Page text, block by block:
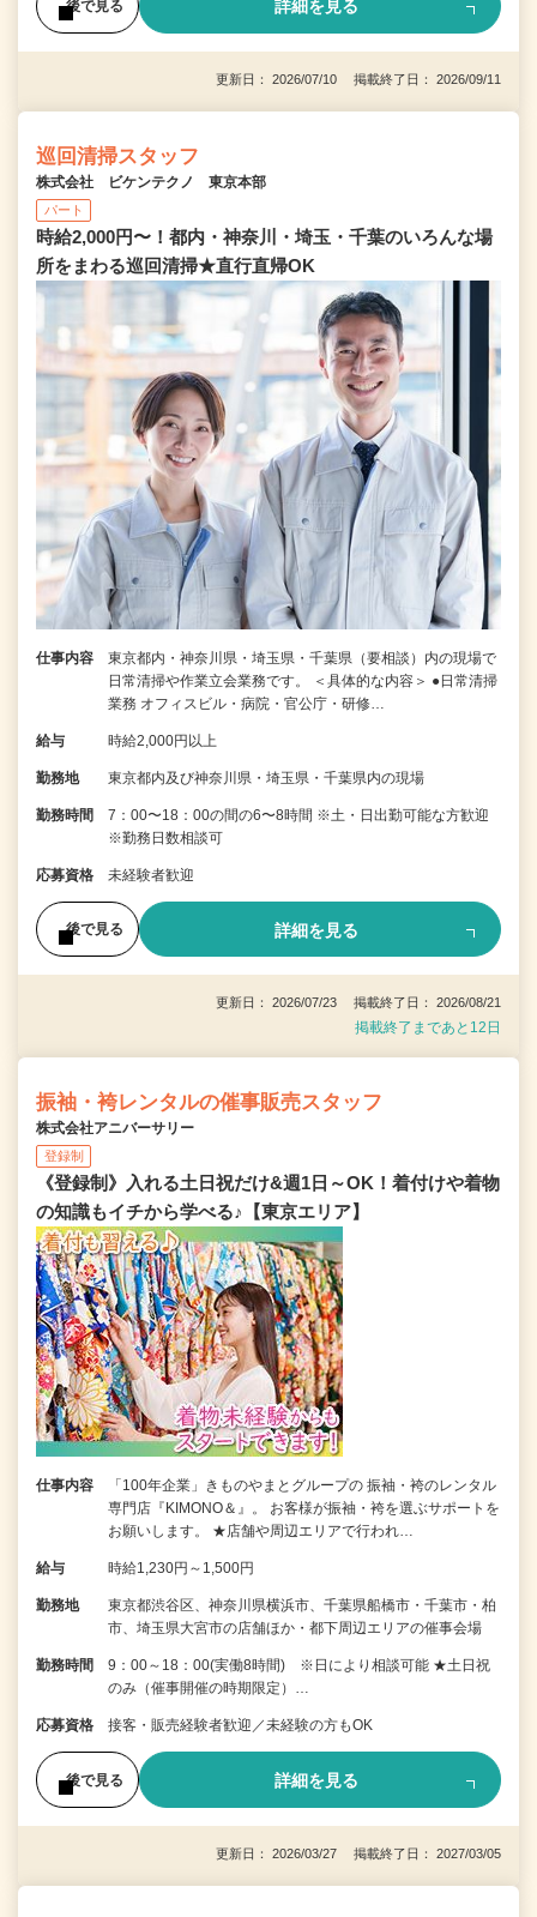
後で見る 詳細を見る
更新日： 2026/07/10 掲載終了日： 2026/09/11
巡回清掃スタッフ
株式会社 ビケンテクノ 東京本部
パート
時給2,000円〜！都内・神奈川・埼玉・千葉のいろんな場
所をまわる巡回清掃★直行直帰OK
仕事内容
東京都内・神奈川県・埼玉県・千葉県（要相談）内の現場で
日常清掃や作業立会業務です。 ＜具体的な内容＞ ●日常清掃
業務 オフィスビル・病院・官公庁・研修…
給与 時給2,000円以上
勤務地 東京都内及び神奈川県・埼玉県・千葉県内の現場
勤務時間
7：00〜18：00の間の6〜8時間 ※土・日出勤可能な方歓迎
※勤務日数相談可
応募資格 未経験者歓迎
後で見る 詳細を見る
更新日： 2026/07/23 掲載終了日： 2026/08/21
掲載終了まであと12日
振袖・袴レンタルの催事販売スタッフ
株式会社アニバーサリー
登録制
《登録制》入れる土日祝だけ&週1日～OK！着付けや着物
の知識もイチから学べる♪【東京エリア】
仕事内容
「100年企業」きものやまとグループの 振袖・袴のレンタル
専門店『KIMONO＆』。 お客様が振袖・袴を選ぶサポートを
お願いします。 ★店舗や周辺エリアで行われ…
給与 時給1,230円～1,500円
勤務地
東京都渋谷区、神奈川県横浜市、千葉県船橋市・千葉市・柏
市、埼玉県大宮市の店舗ほか・都下周辺エリアの催事会場
勤務時間
9：00～18：00(実働8時間) ※日により相談可能 ★土日祝
のみ（催事開催の時期限定）…
応募資格 接客・販売経験者歓迎／未経験の方もOK
後で見る 詳細を見る
更新日： 2026/03/27 掲載終了日： 2027/03/05